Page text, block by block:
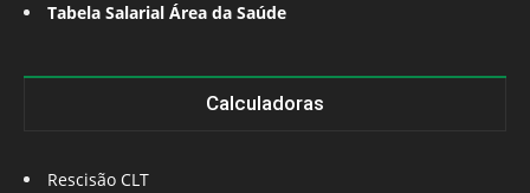
Tabela Salarial Área da Saúde
Calculadoras
Rescisão CLT